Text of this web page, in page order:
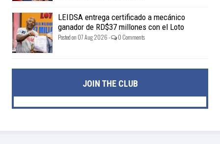
LEIDSA entrega certificado a mecánico
ganador de RD$37 millones con el Loto
Posted on 07 Aug 2026 - 0 Comments
JOIN THE CLUB